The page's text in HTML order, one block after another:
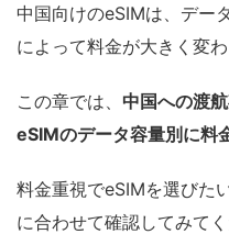
中国向けのeSIMは、デー
によって料金が大きく変わ
この章では、 中国への渡
eSIMのデータ容量別に料
料金重視でeSIMを選びた
に合わせて確認してみてく